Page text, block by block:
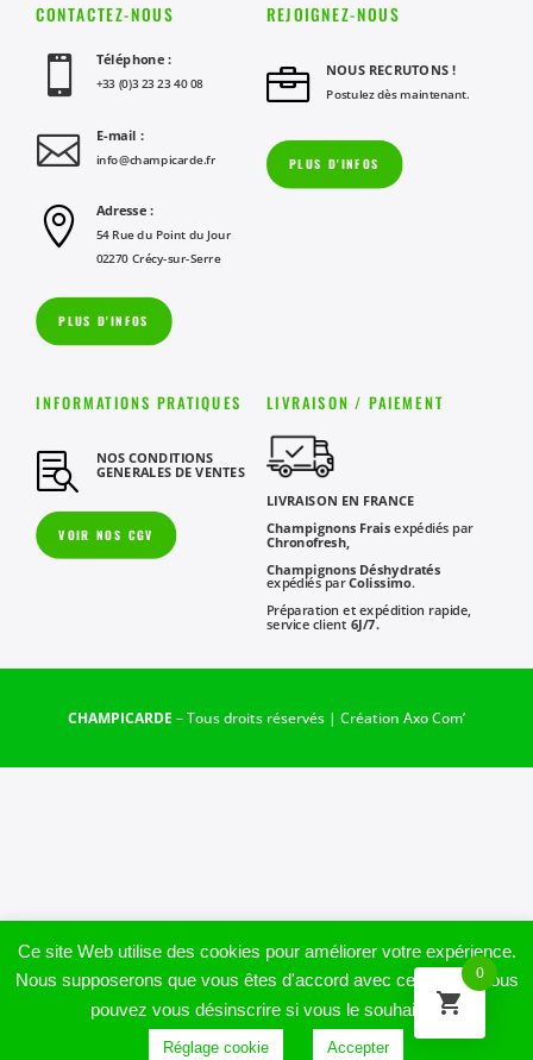
CONTACTEZ-NOUS
 Téléphone :
+33 (0)3 23 23 40 08
 E-mail :
info@champicarde.fr
 Adresse :
54 Rue du Point du Jour
02270 Crécy-sur-Serre
PLUS D'INFOS
REJOIGNEZ-NOUS
 NOUS RECRUTONS !
Postulez dès maintenant.
PLUS D'INFOS
INFORMATIONS PRATIQUES
 NOS CONDITIONS
GENERALES DE VENTES
VOIR NOS CGV
LIVRAISON / PAIEMENT
LIVRAISON EN FRANCE
Champignons Fraisexpédiés par
Chronofresh,
Champignons Déshydratés
expédiés parColissimo.
Préparation et expédition rapide,
service client 6J/7.
CHAMPICARDE – Tous droits réservés | Création Axo Com’
Ce site Web utilise des cookies pour améliorer votre expérience.
Nous supposerons que vous êtes d'accord avec cela, mais vous
pouvez vous désinscrire si vous le souhaitez.
Réglage cookie Accepter
0